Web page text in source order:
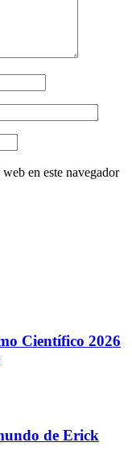
en este navegador
Científico 2026
de Erick